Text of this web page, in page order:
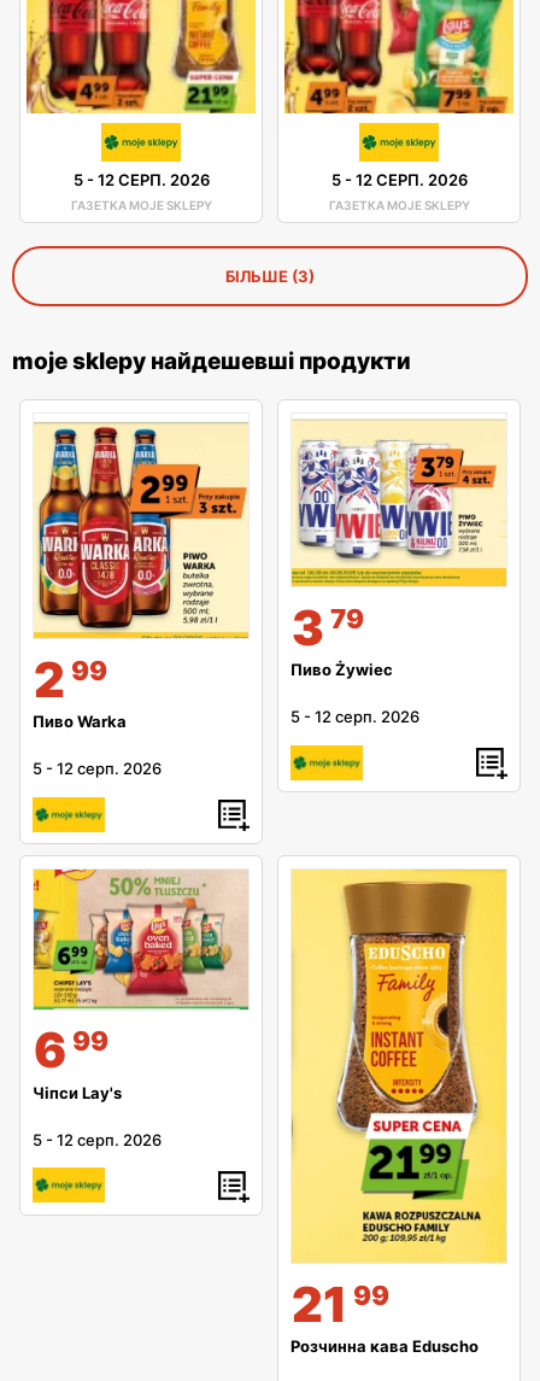
5-12 СЕРП. 2026
ГАЗЕТКА MOJE SKLEPY
5-12 СЕРП. 2026
ГАЗЕТКА MOJE SKLEPY
БІЛЬШЕ (3)
moje sklepy найдешевші продукти
2 99
Пиво Warka
5 -12 серп. 2026
3 79
Пиво Żywiec
5 -12 серп. 2026
6 99
Чіпси Lay's
5 -12 серп. 2026
21 99
Розчинна кава Eduscho